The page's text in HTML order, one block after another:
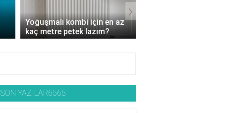
Yoğuşmalı kombi için en az
kaç metre petek lazım?
›
SON YAZILAR6565